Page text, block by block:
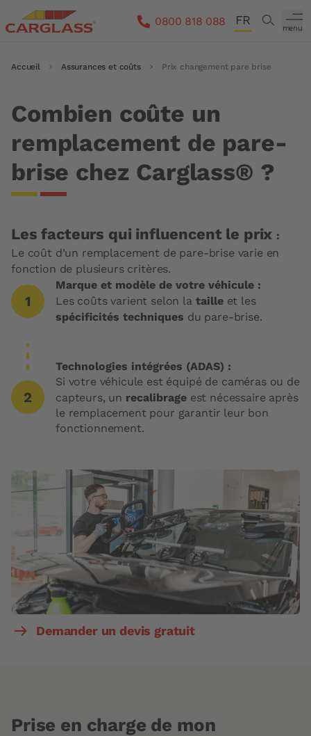
Aller au contenu principal
0800 818 088
FR
IT
Search
menu
Fil d'Ariane
Accueil Assurances et coûts Prix changement pare brise
Combien coûte un
remplacement de pare-
brise chez Carglass® ?
Les facteurs qui influencent le prix :
Le coût d’un remplacement de pare-brise varie en
fonction de plusieurs critères.
Marque et modèle de votre véhicule :
Les coûts varient selon la tailleet les
spécificités techniques du pare-brise.
Technologies intégrées (ADAS) :
Si votre véhicule est équipé de caméras ou de
capteurs, un recalibrageest nécessaire après
le remplacement pour garantir leur bon
fonctionnement.
Demander un devis gratuit
Prise en charge de mon